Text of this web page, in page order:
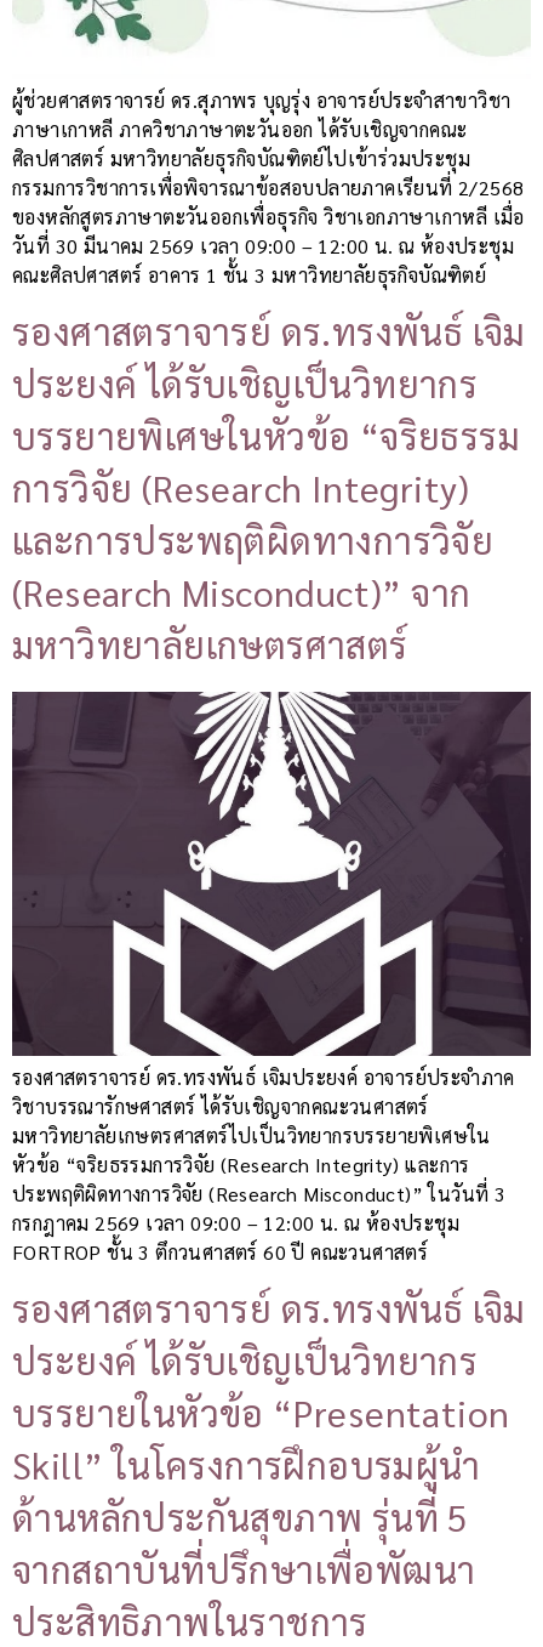
ผู้ช่วยศาสตราจารย์ ดร.สุภาพร บุญรุ่ง อาจารย์ประจำสาขาวิชา
ภาษาเกาหลี ภาควิชาภาษาตะวันออก ได้รับเชิญจากคณะ
ศิลปศาสตร์ มหาวิทยาลัยธุรกิจบัณฑิตย์ไปเข้าร่วมประชุม
กรรมการวิชาการเพื่อพิจารณาข้อสอบปลายภาคเรียนที่ 2/2568
ของหลักสูตรภาษาตะวันออกเพื่อธุรกิจ วิชาเอกภาษาเกาหลี เมื่อ
วันที่ 30 มีนาคม 2569 เวลา 09:00 – 12:00 น. ณ ห้องประชุม
คณะศิลปศาสตร์ อาคาร 1 ชั้น 3 มหาวิทยาลัยธุรกิจบัณฑิตย์
รองศาสตราจารย์ ดร.ทรงพันธ์ เจิม
ประยงค์ ได้รับเชิญเป็นวิทยากร
บรรยายพิเศษในหัวข้อ “จริยธรรม
การวิจัย (Research Integrity)
และการประพฤติผิดทางการวิจัย
(Research Misconduct)” จาก
มหาวิทยาลัยเกษตรศาสตร์
รองศาสตราจารย์ ดร.ทรงพันธ์ เจิมประยงค์ อาจารย์ประจำภาค
วิชาบรรณารักษศาสตร์ ได้รับเชิญจากคณะวนศาสตร์
มหาวิทยาลัยเกษตรศาสตร์ไปเป็นวิทยากรบรรยายพิเศษใน
หัวข้อ “จริยธรรมการวิจัย (Research Integrity) และการ
ประพฤติผิดทางการวิจัย (Research Misconduct)” ในวันที่ 3
กรกฎาคม 2569 เวลา 09:00 – 12:00 น. ณ ห้องประชุม
FORTROP ชั้น 3 ตึกวนศาสตร์ 60 ปี คณะวนศาสตร์
รองศาสตราจารย์ ดร.ทรงพันธ์ เจิม
ประยงค์ ได้รับเชิญเป็นวิทยากร
บรรยายในหัวข้อ “Presentation
Skill” ในโครงการฝึกอบรมผู้นำ
ด้านหลักประกันสุขภาพ รุ่นที่ 5
จากสถาบันที่ปรึกษาเพื่อพัฒนา
ประสิทธิภาพในราชการ